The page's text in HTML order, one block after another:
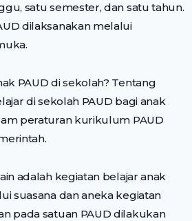
satu semester, dan satu tahun.
dilaksanakan melalui
PAUD di sekolah? Tentang
di sekolah PAUD bagi anak
peraturan kurikulum PAUD
adalah kegiatan belajar anak
suasana dan aneka kegiatan
pada satuan PAUD dilakukan